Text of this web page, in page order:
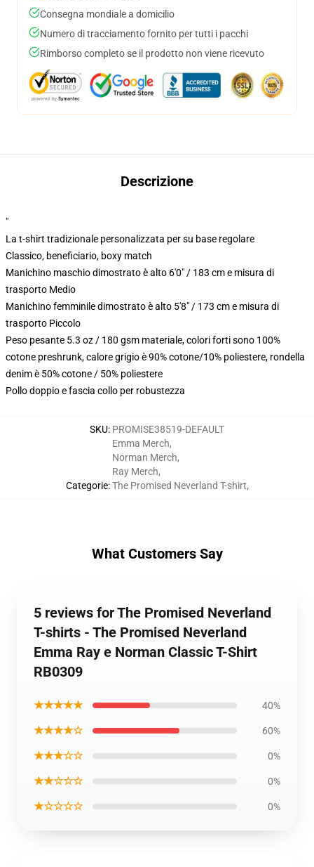
Consegna mondiale a domicilio
Numero di tracciamento fornito per tutti i pacchi
Rimborso completo se il prodotto non viene ricevuto
Descrizione
"
La t-shirt tradizionale personalizzata per su base regolare
Classico, beneficiario, boxy match
Manichino maschio dimostrato è alto 6'0" / 183 cm e misura di
trasporto Medio
Manichino femminile dimostrato è alto 5'8" / 173 cm e misura di
trasporto Piccolo
Peso pesante 5.3 oz / 180 gsm materiale, colori forti sono 100%
cotone preshrunk, calore grigio è 90% cotone/10% poliestere, rondella
denim è 50% cotone / 50% poliestere
Pollo doppio e fascia collo per robustezza
SKU: PROMISE38519-DEFAULT
Categorie:
Emma Merch,
Norman Merch,
Ray Merch,
The Promised Neverland T-shirt,
What Customers Say
5 reviews for The Promised Neverland
T-shirts - The Promised Neverland
Emma Ray e Norman Classic T-Shirt
RB0309
★★★★★ 40%
★★★★☆ 60%
★★★☆☆ 0%
★★☆☆☆ 0%
★☆☆☆☆ 0%